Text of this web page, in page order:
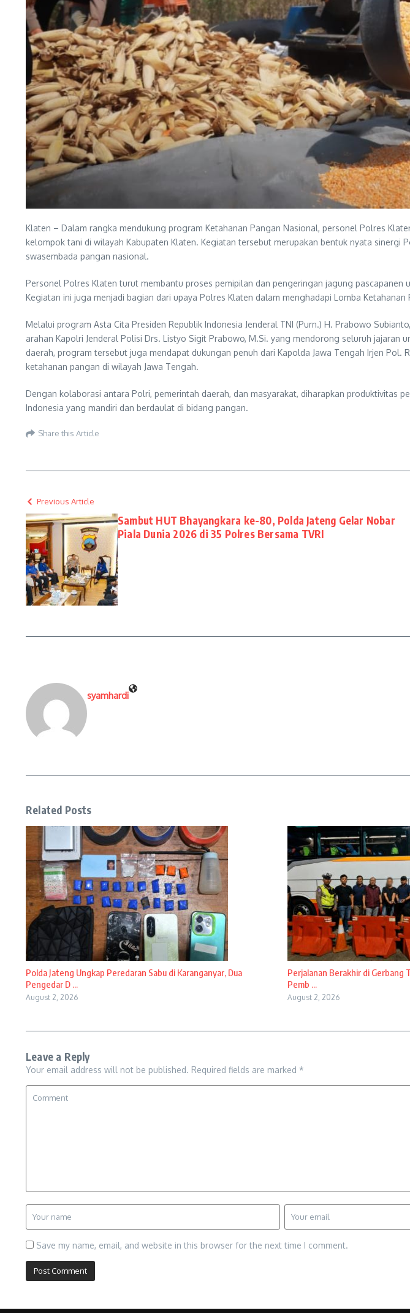
Klaten – Dalam rangka mendukung program Ketahanan Pangan Nasional, personel Polres
kelompok tani di wilayah Kabupaten Klaten. Kegiatan tersebut merupakan bentuk nyata
swasembada pangan nasional.
Personel Polres Klaten turut membantu proses pemipilan dan pengeringan jagung
Kegiatan ini juga menjadi bagian dari upaya Polres Klaten dalam menghadapi Lomba
Melalui program Asta Cita Presiden Republik Indonesia Jenderal TNI (Purn.) H. Prabowo
arahan Kapolri Jenderal Polisi Drs. Listyo Sigit Prabowo, M.Si. yang mendorong seluruh
daerah, program tersebut juga mendapat dukungan penuh dari Kapolda Jawa Tengah Irjen
ketahanan pangan di wilayah Jawa Tengah.
Dengan kolaborasi antara Polri, pemerintah daerah, dan masyarakat, diharapkan produktivitas
Indonesia yang mandiri dan berdaulat di bidang pangan.
Share this Article
Previous Article
Sambut HUT Bhayangkara ke-80, Polda Jateng Gelar Nobar
Piala Dunia 2026 di 35 Polres Bersama TVRI
syamhardi
Related Posts
Polda Jateng Ungkap Peredaran Sabu di Karanganyar, Dua
Pengedar D ...
August 2, 2026
Perjalanan Berakhir di Gerbang
Pemb ...
August 2, 2026
Leave a Reply
Your email address will not be published. Required fields are marked *
Save my name, email, and website in this browser for the next time I comment.